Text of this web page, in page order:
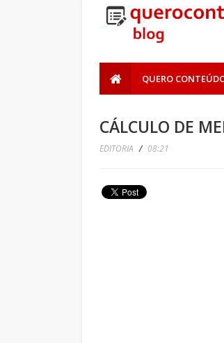
QUERO
CÁLCULO DE
EDITORIA / 08:21